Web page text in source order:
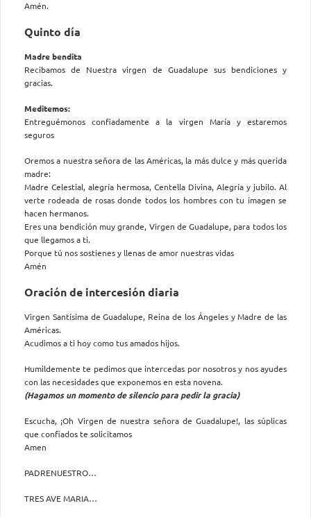
Amén.
Quinto día
Madre bendita
Recibamos de Nuestra virgen de Guadalupe sus bendiciones y
gracias.
Meditemos:
Entreguémonos confiadamente a la virgen María y estaremos
seguros
Oremos a nuestra señora de las Américas, la más dulce y más querida
madre:
Madre Celestial, alegría hermosa, Centella Divina, Alegría y jubilo. Al
verte rodeada de rosas donde todos los hombres con tu imagen se
hacen hermanos.
Eres una bendición muy grande, Virgen de Guadalupe, para todos los
que llegamos a ti.
Porque tú nos sostienes y llenas de amor nuestras vidas
Amén
Oración de intercesión diaria
Virgen Santísima de Guadalupe, Reina de los Ángeles y Madre de las
Américas.
Acudimos a ti hoy como tus amados hijos.
Humildemente te pedimos que intercedas por nosotros y nos ayudes
con las necesidades que exponemos en esta novena.
(Hagamos un momento de silencio para pedir la gracia)
Escucha, ¡Oh Virgen de nuestra señora de Guadalupe!, las súplicas
que confiados te solicitamos
Amen
PADRENUESTRO…
TRES AVE MARIA…